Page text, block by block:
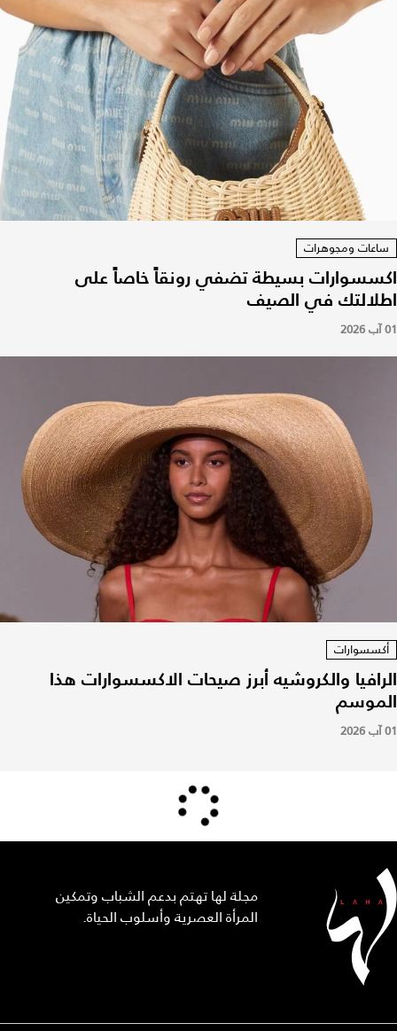
ساعات ومجوهرات
اكسسوارات بسيطة تضفي رونقاً خاصاً على
اطلالتك في الصيف
01 آب 2026
أكسسوارات
الرافيا والكروشيه أبرز صيحات الاكسسوارات هذا
الموسم
01 آب 2026
مجلة لها تهتم بدعم الشباب وتمكين
المرأة العصرية وأسلوب الحياة.